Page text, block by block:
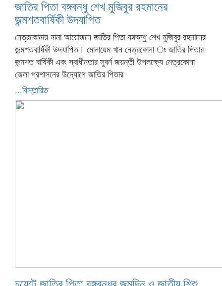
জাতির পিতা বঙ্গবন্ধু শেখ মুজিবুর রহমানের
জন্মশতবার্ষিকী উদযাপিত
নেত্রকোনায় নানা আয়োজনে জাতির পিতা বঙ্গবন্ধু শেখ মুজিবুর রহমানের
জন্মশতবার্ষিকী উদযাপিত। মোনায়েম খান নেত্রকোনা ঃ জাতির পিতার
জন্মশত বার্ষিকী এবং স্বাধীনতার সুবর্ন জয়ন্তী উপলক্ষ্যে নেত্রকোনা
জেলা প্রশাসনের উদ্যোগে জাতির পিতার
...বিস্তারিত